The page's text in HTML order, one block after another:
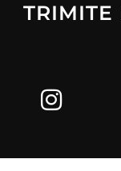
TRIMITE